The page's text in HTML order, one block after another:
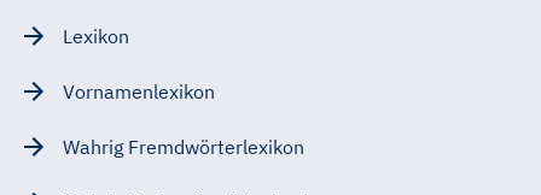
Lexikon
Vornamenlexikon
Wahrig Fremdwörterlexikon